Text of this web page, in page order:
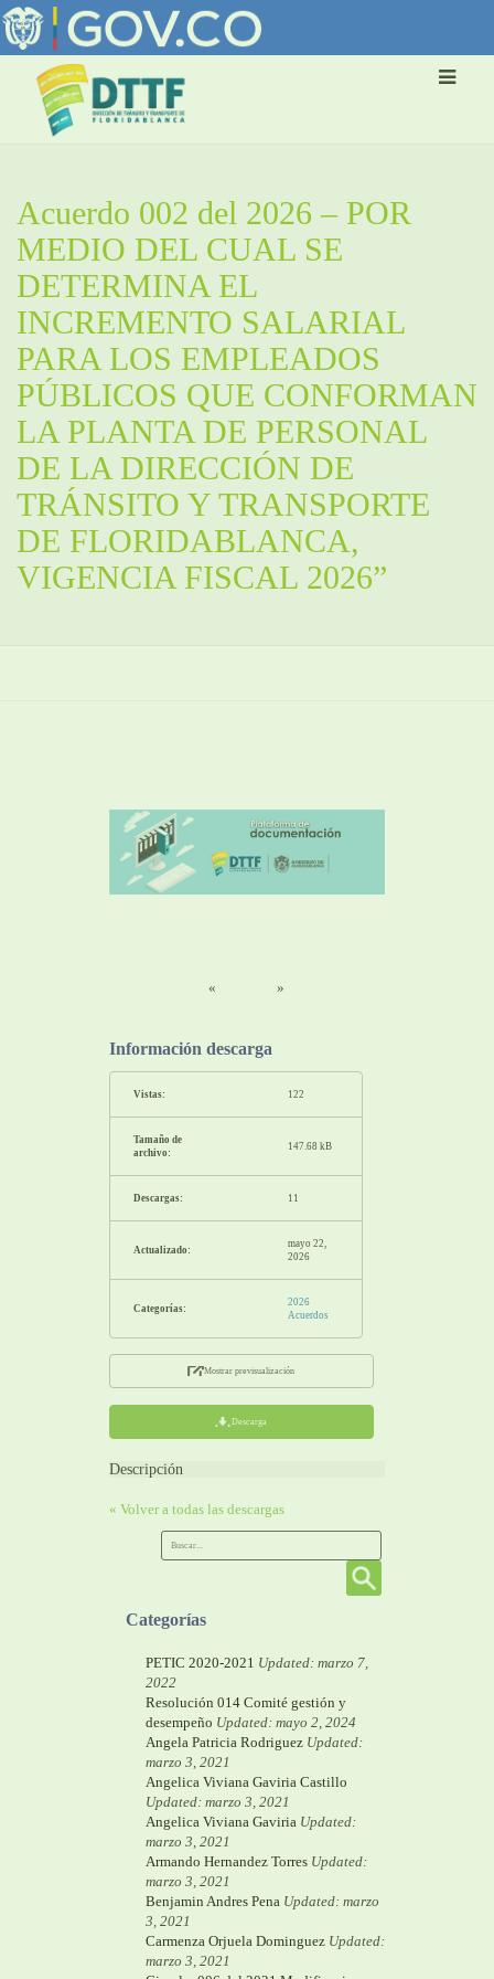
Acuerdo 002 del 2026 – POR
MEDIO DEL CUAL SE
DETERMINA EL
INCREMENTO SALARIAL
PARA LOS EMPLEADOS
PÚBLICOS QUE CONFORMAN
LA PLANTA DE PERSONAL
DE LA DIRECCIÓN DE
TRÁNSITO Y TRANSPORTE
DE FLORIDABLANCA,
VIGENCIA FISCAL 2026”
« »
Información descarga
Vistas: 122
Tamaño de
archivo:
147.68 kB
Descargas: 11
Actualizado:
mayo 22,
2026
Categorías:
2026
Acuerdos
Mostrar previsualización
Descarga
Descripción
« Volver a todas las descargas
Categorías
PETIC 2020-2021 Updated: marzo 7,
2022
Resolución 014 Comité gestión y
desempeño Updated: mayo 2, 2024
Angela Patricia Rodriguez Updated:
marzo 3, 2021
Angelica Viviana Gaviria Castillo
Updated: marzo 3, 2021
Angelica Viviana Gaviria Updated:
marzo 3, 2021
Armando Hernandez Torres Updated:
marzo 3, 2021
Benjamin Andres Pena Updated: marzo
3, 2021
Carmenza Orjuela Dominguez Updated:
marzo 3, 2021